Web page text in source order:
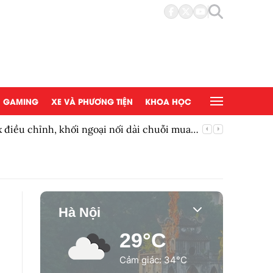
GAMING XE VÀ PHƯƠNG TIỆN KHOA HỌC
chỉnh, khối ngoại nối dài chuỗi mua
Hà Nội
29°C
Cảm giác: 34°C